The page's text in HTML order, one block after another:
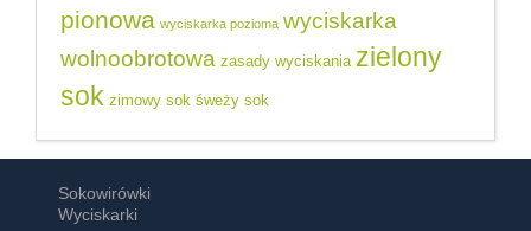
pionowa wyciskarka pozioma wyciskarka
wolnoobrotowa zasady wyciskania zielony
sok zimowy sok śweży sok
Sokowirówki
Wyciskarki